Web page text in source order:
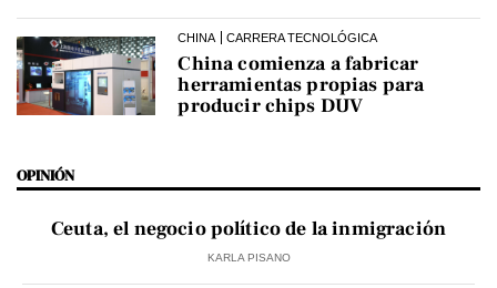
CHINA CARRERA TECNOLÓGICA
China comienza a fabricar
herramientas propias para
producir chips DUV
OPINIÓN
Ceuta, el negocio político de la inmigración
KARLA PISANO